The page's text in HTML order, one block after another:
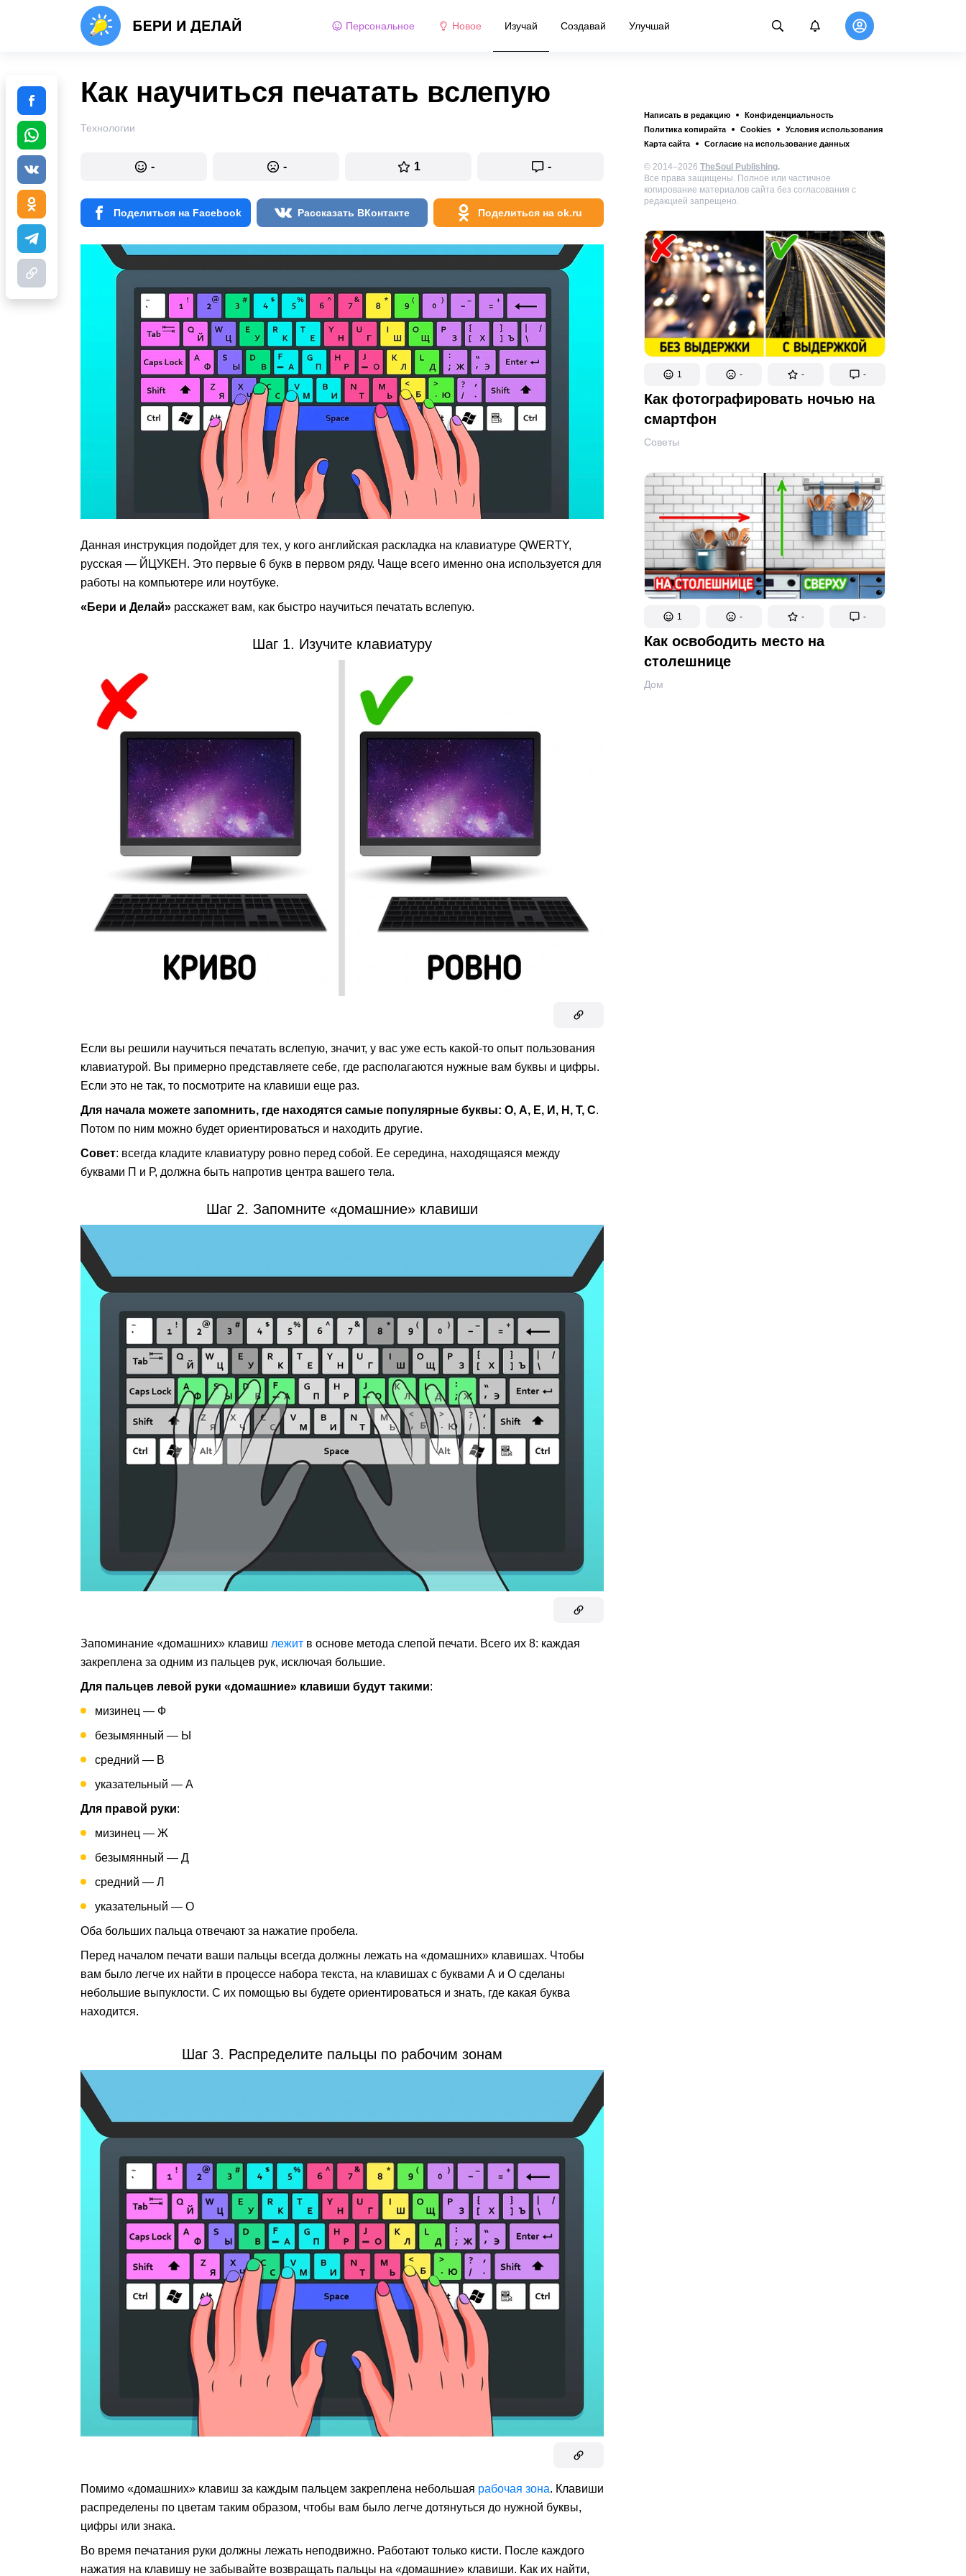
Персональное Новое Изучай Создавай Улучшай
Написать в редакцию
Конфиденциальность
Политика копирайта
Cookies
Условия использования
Карта сайта
Согласие на использование данных
© 2014–2026 TheSoul Publishing.
Все права защищены. Полное или частичное
копирование материалов сайта без согласования с
редакцией запрещено.
1 - - -
Как фотографировать ночью на
смартфон
Советы
1 - - -
Как освободить место на
столешнице
Дом
Как научиться печатать вслепую
Технологии
- - 1 -
Поделиться на Facebook Рассказать ВКонтакте Поделиться на ok.ru
Данная инструкция подойдет для тех, у кого английская раскладка на клавиатуре QWERTY,
русская — ЙЦУКЕН. Это первые 6 букв в первом ряду. Чаще всего именно она используется для
работы на компьютере или ноутбуке.
«Бери и Делай» расскажет вам, как быстро научиться печатать вслепую.
Шаг 1. Изучите клавиатуру
Если вы решили научиться печатать вслепую, значит, у вас уже есть какой-то опыт пользования
клавиатурой. Вы примерно представляете себе, где располагаются нужные вам буквы и цифры.
Если это не так, то посмотрите на клавиши еще раз.
Для начала можете запомнить, где находятся самые популярные буквы: О, А, Е, И, Н, Т, С.
Потом по ним можно будет ориентироваться и находить другие.
Совет: всегда кладите клавиатуру ровно перед собой. Ее середина, находящаяся между
буквами П и Р, должна быть напротив центра вашего тела.
Шаг 2. Запомните «домашние» клавиши
Запоминание «домашних» клавиш лежит в основе метода слепой печати. Всего их 8: каждая
закреплена за одним из пальцев рук, исключая большие.
Для пальцев левой руки «домашние» клавиши будут такими:
мизинец — Ф
безымянный — Ы
средний — В
указательный — А
Для правой руки:
мизинец — Ж
безымянный — Д
средний — Л
указательный — О
Оба больших пальца отвечают за нажатие пробела.
Перед началом печати ваши пальцы всегда должны лежать на «домашних» клавишах. Чтобы
вам было легче их найти в процессе набора текста, на клавишах с буквами А и О сделаны
небольшие выпуклости. С их помощью вы будете ориентироваться и знать, где какая буква
находится.
Шаг 3. Распределите пальцы по рабочим зонам
Помимо «домашних» клавиш за каждым пальцем закреплена небольшая рабочая зона. Клавиши
распределены по цветам таким образом, чтобы вам было легче дотянуться до нужной буквы,
цифры или знака.
Во время печатания руки должны лежать неподвижно. Работают только кисти. После каждого
нажатия на клавишу не забывайте возвращать пальцы на «домашние» клавиши. Как их найти,